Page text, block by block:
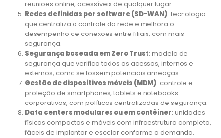
reuniões online, acessíveis de qualquer lugar.
Redes definidas por software (SD-WAN): tecnologia
que centraliza o controle da rede e melhora o
desempenho de conexões entre filiais, com mais
segurança.
Segurança baseada em Zero Trust: modelo de
segurança que verifica todos os acessos, internos e
externos, como se fossem potenciais ameaças.
Gestão de dispositivos móveis (MDM): controle e
proteção de smartphones, tablets e notebooks
corporativos, com políticas centralizadas de segurança.
Data centers modulares ou em contêiner: unidades
físicas compactas e móveis com infraestrutura completa,
fáceis de implantar e escalar conforme a demanda.